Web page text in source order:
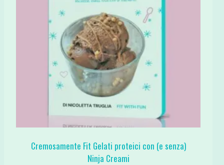
Cremosamente Fit Gelati proteici con (e senza)
Ninja Creami